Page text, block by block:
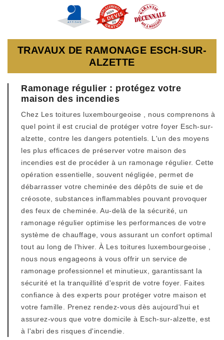
TRAVAUX DE RAMONAGE ESCH-SUR-
ALZETTE
Ramonage régulier : protégez votre
maison des incendies
Chez Les toitures luxembourgeoise , nous comprenons à
quel point il est crucial de protéger votre foyer Esch-sur-
alzette, contre les dangers potentiels. L'un des moyens
les plus efficaces de préserver votre maison des
incendies est de procéder à un ramonage régulier. Cette
opération essentielle, souvent négligée, permet de
débarrasser votre cheminée des dépôts de suie et de
créosote, substances inflammables pouvant provoquer
des feux de cheminée. Au-delà de la sécurité, un
ramonage régulier optimise les performances de votre
système de chauffage, vous assurant un confort optimal
tout au long de l'hiver. À Les toitures luxembourgeoise ,
nous nous engageons à vous offrir un service de
ramonage professionnel et minutieux, garantissant la
sécurité et la tranquillité d'esprit de votre foyer. Faites
confiance à des experts pour protéger votre maison et
votre famille. Prenez rendez-vous dès aujourd'hui et
assurez-vous que votre domicile à Esch-sur-alzette, est
à l'abri des risques d'incendie.